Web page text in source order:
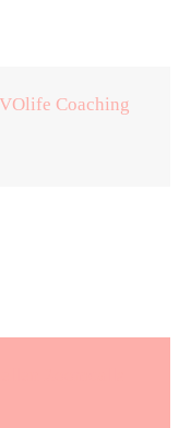
Coaching